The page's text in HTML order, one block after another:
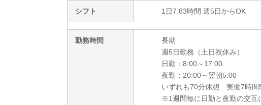
シフト 1日7.83時間 週5日からOK
勤務時間
長期
週5日勤務（土日祝休み）
日勤：8:00～17:00
夜勤：20:00～翌朝5:00
いずれも70分休憩 実働7時間
※1週間毎に日勤と夜勤の交互